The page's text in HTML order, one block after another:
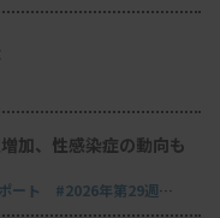
は操作がしがたい
もなかなか賃上げ
景があります。
意思表示できる医
加、性感染症の動向も
ート #2026年第29週